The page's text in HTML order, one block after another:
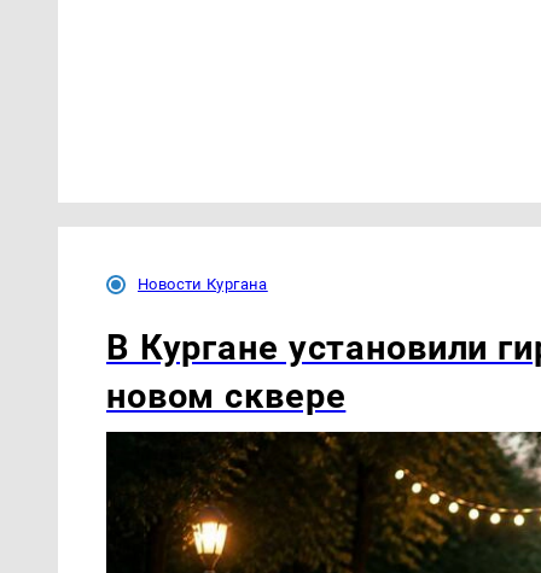
Новости Кургана
В Кургане установили
новом сквере